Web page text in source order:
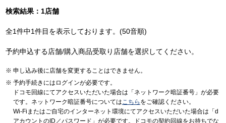
検索結果：1店舗
全1件中1件目を表示しております。(50音順)
予約申込する店舗/購入商品受取り店舗を選択してください。
申し込み後に店舗を変更することはできません。
予約手続きにはログインが必要です。
ドコモ回線にてアクセスいただいた場合は「ネットワーク暗証番号」が必要
です。ネットワーク暗証番号についてはこちら をご確認ください。
Wi-Fiまたはご自宅のインターネット環境にてアクセスいただいた場合は「d
アカウントのID／パスワード」が必要です。ドコモの契約回線をお持ちでな